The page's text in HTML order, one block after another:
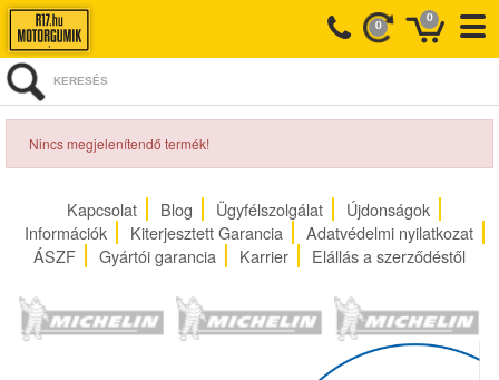
0
0
KERESÉS
Nincs megjelenítendő termék!
Kapcsolat Blog Ügyfélszolgálat
Újdonságok
Információk
Kiterjesztett Garancia
Adatvédelmi nyilatkozat
ÁSZF
Gyártói garancia Karrier Elállás a szerződéstől